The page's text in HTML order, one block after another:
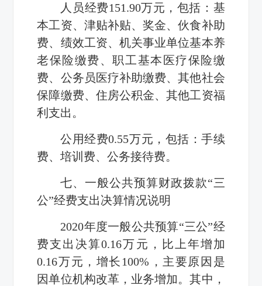
人员经费151.90万元，包括：基
本工资、津贴补贴、奖金、伙食补助
费、绩效工资、机关事业单位基本养
老保险缴费、职工基本医疗保险缴
费、公务员医疗补助缴费、其他社会
保障缴费、住房公积金、其他工资福
利支出。
公用经费0.55万元，包括：手续
费、培训费、公务接待费。
七、一般公共预算财政拨款“三
公”经费支出决算情况说明
2020年度一般公共预算“三公”经
费支出决算0.16万元，比上年增加
0.16万元，增长100%，主要原因是
因单位机构改革，业务增加。其中，